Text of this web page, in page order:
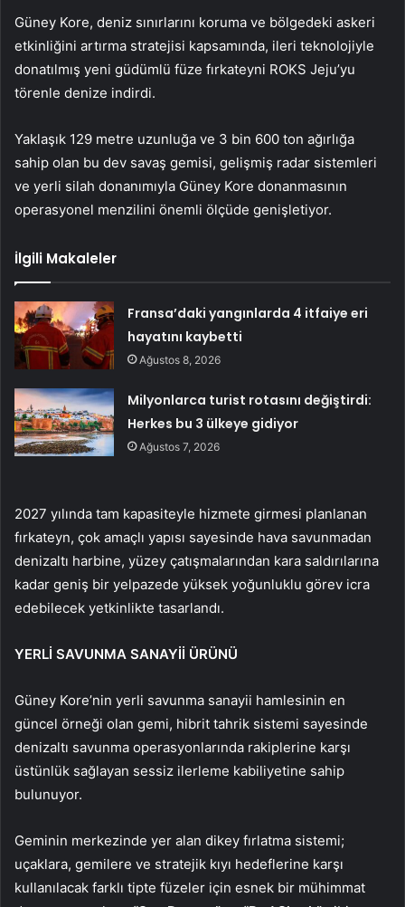
Güney Kore, deniz sınırlarını koruma ve bölgedeki askeri
etkinliğini artırma stratejisi kapsamında, ileri teknolojiyle
donatılmış yeni güdümlü füze fırkateyni ROKS Jeju’yu
törenle denize indirdi.
Yaklaşık 129 metre uzunluğa ve 3 bin 600 ton ağırlığa
sahip olan bu dev savaş gemisi, gelişmiş radar sistemleri
ve yerli silah donanımıyla Güney Kore donanmasının
operasyonel menzilini önemli ölçüde genişletiyor.
İlgili Makaleler
Fransa’daki yangınlarda 4 itfaiye eri
hayatını kaybetti
Ağustos 8, 2026
Milyonlarca turist rotasını değiştirdi:
Herkes bu 3 ülkeye gidiyor
Ağustos 7, 2026
2027 yılında tam kapasiteyle hizmete girmesi planlanan
fırkateyn, çok amaçlı yapısı sayesinde hava savunmadan
denizaltı harbine, yüzey çatışmalarından kara saldırılarına
kadar geniş bir yelpazede yüksek yoğunluklu görev icra
edebilecek yetkinlikte tasarlandı.
YERLİ SAVUNMA SANAYİİ ÜRÜNÜ
Güney Kore’nin yerli savunma sanayii hamlesinin en
güncel örneği olan gemi, hibrit tahrik sistemi sayesinde
denizaltı savunma operasyonlarında rakiplerine karşı
üstünlük sağlayan sessiz ilerleme kabiliyetine sahip
bulunuyor.
Geminin merkezinde yer alan dikey fırlatma sistemi;
uçaklara, gemilere ve stratejik kıyı hedeflerine karşı
kullanılacak farklı tipte füzeler için esnek bir mühimmat